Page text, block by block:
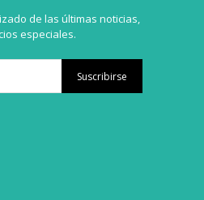
de las últimas noticias,
especiales.
Suscribirse